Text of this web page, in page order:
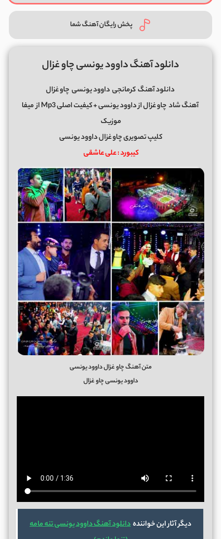
پخش رایگان آهنگ شما
دانلود آهنگ داوود یونسی چاو غزال
دانلود آهنگکرمانجیداوود یونسی چاو غزال
آهنگ شاد چاو غزالازداوود یونسی+ کیفیت اصلی Mp3 از
میفا
موزیک
کلیپ تصویری چاو غزال داوود یونسی
کیبورد : علی عاشقی
متن آهنگ چاو غزال داوود یونسی
داوود یونسی چاو غزال
دیگر آثار این خوانندهدانلود آهنگ داوود یونسی تنه مامه